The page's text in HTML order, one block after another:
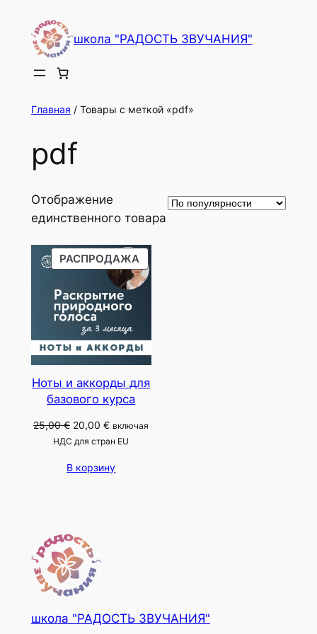
содержимому
школа "РАДОСТЬ ЗВУЧАНИЯ"
Главная / Товары с меткой «pdf»
pdf
Отображение
единственного товара
РАСПРОДАЖА
ТОВАР
Ноты и аккорды для
базового курса
25,00€ Первоначальная
цена
25,00 €.
20,00€Текущая
цена:
включая
НДС для стран EU
В корзину
школа "РАДОСТЬ ЗВУЧАНИЯ"